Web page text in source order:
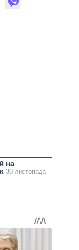
на
30 листопада